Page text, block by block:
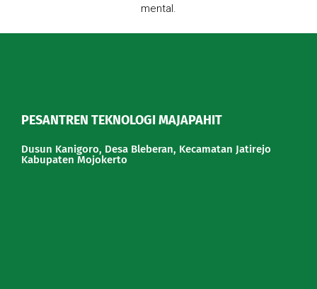
mental.
PESANTREN TEKNOLOGI MAJAPAHIT
Dusun Kanigoro, Desa Bleberan, Kecamatan Jatirejo
Kabupaten Mojokerto